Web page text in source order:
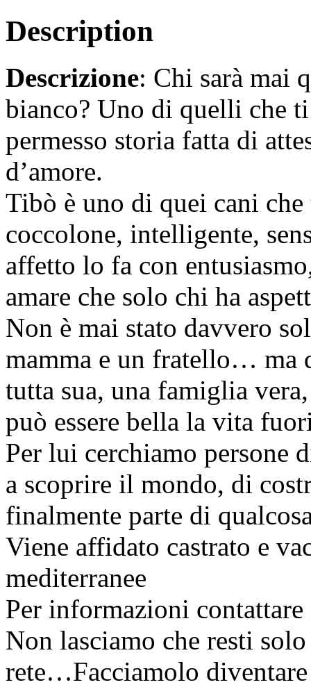
Description
Descrizione: Chi sarà mai
bianco? Uno di quelli che
permesso storia fatta di
d’amore.
Tibò è uno di quei cani
coccolone, intelligente,
affetto lo fa con
amare che solo chi ha
Non è mai stato davvero
mamma e un fratello… ma
tutta sua, una famiglia
può essere bella la vita
Per lui cerchiamo persone
a scoprire il mondo, di
finalmente parte di
Viene affidato castrato e
mediterranee
Per informazioni
Non lasciamo che resti
rete…Facciamolo diventare